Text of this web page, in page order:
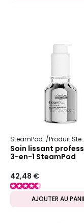
SteamPod Produit SteamPod
Soin lissant
3-en-1 SteamPod
42,48 €
AJOUTER AU